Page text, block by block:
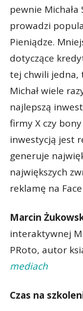
pewnie
prowadzi
Pieniądze.
dotyczące
tej chwili jedna,
Michał wiele
najlepszą
firmy X czy
inwestycją jest
generuje
największych
reklamę na
Marcin
interaktywnej
PRoto, autor
mediach
Czas na